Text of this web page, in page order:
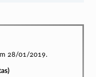
28/01/2019.